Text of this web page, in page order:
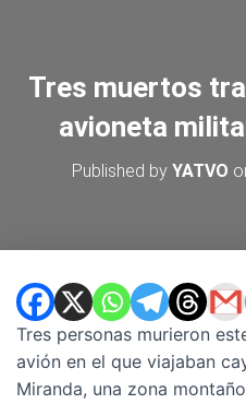
Tres muertos
avioneta
Published by YATVO
Tres personas murieron
avión en el que viajaban
Miranda, una zona